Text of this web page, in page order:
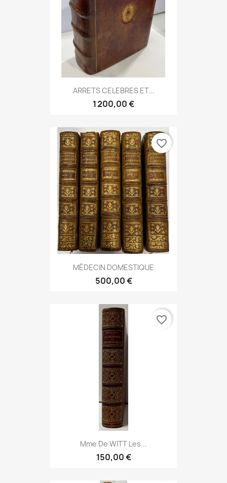
ARRETS CELEBRES ET...
1 200,00 €
MÉDECIN DOMESTIQUE
500,00 €
favorite_border
Mme De WITT Les...
150,00 €
favorite_border